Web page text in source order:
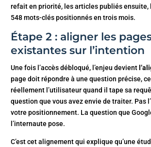
refait en priorité, les articles publiés ensuite,
548 mots-clés positionnés en trois mois.
Étape 2 : aligner les
existantes sur l’intention
Une fois l’accès débloqué, l’enjeu devient
page doit répondre à une question précise,
réellement l’utilisateur quand il tape sa
question que vous avez envie de traiter. Pas
votre positionnement. La question que
l’internaute pose.
C’est cet alignement qui explique qu’une